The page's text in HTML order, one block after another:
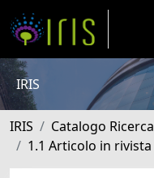
IRIS
IRIS Catalogo Ricerca
1.1 Articolo in rivista